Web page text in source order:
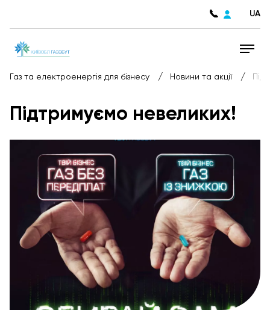
UA
Газ та електроенергія для бізнесу / Новини та акції /
Підтримуємо невеликих!